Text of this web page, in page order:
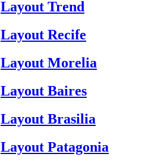
Layout Trend
Layout Recife
Layout Morelia
Layout Baires
Layout Brasilia
Layout Patagonia